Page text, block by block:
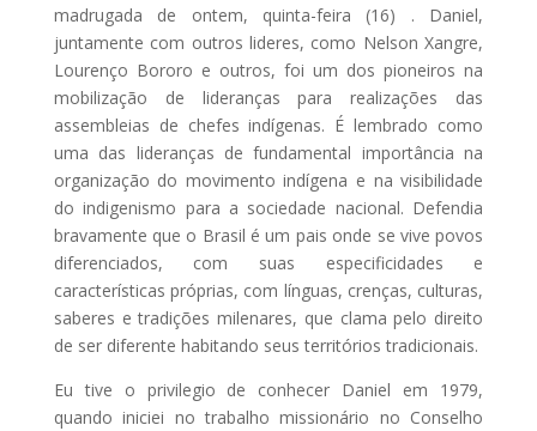
madrugada de ontem, quinta-feira (16) . Daniel,
juntamente com outros lideres, como Nelson Xangre,
Lourenço Bororo e outros, foi um dos pioneiros na
mobilização de lideranças para realizações das
assembleias de chefes indígenas. É lembrado como
uma das lideranças de fundamental importância na
organização do movimento indígena e na visibilidade
do indigenismo para a sociedade nacional. Defendia
bravamente que o Brasil é um pais onde se vive povos
diferenciados, com suas especificidades e
características próprias, com línguas, crenças, culturas,
saberes e tradições milenares, que clama pelo direito
de ser diferente habitando seus territórios tradicionais.
Eu tive o privilegio de conhecer Daniel em 1979,
quando iniciei no trabalho missionário no Conselho